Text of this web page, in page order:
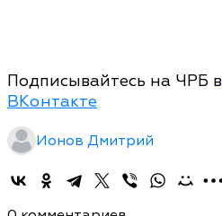
Подписывайтесь на ЧРБ в
ВКонтакте
Ионов Дмитрий